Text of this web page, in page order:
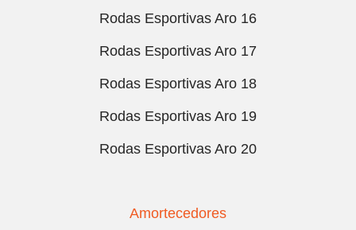
Rodas Esportivas Aro 16
Rodas Esportivas Aro 17
Rodas Esportivas Aro 18
Rodas Esportivas Aro 19
Rodas Esportivas Aro 20
Amortecedores